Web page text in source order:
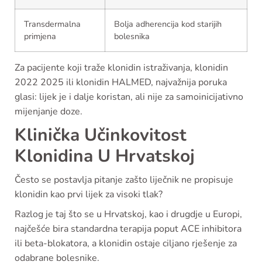
Transdermalna
primjena
Bolja adherencija kod starijih
bolesnika
Za pacijente koji traže klonidin istraživanja, klonidin
2022 2025 ili klonidin HALMED, najvažnija poruka
glasi: lijek je i dalje koristan, ali nije za samoinicijativno
mijenjanje doze.
Klinička Učinkovitost
Klonidina U Hrvatskoj
Često se postavlja pitanje zašto liječnik ne propisuje
klonidin kao prvi lijek za visoki tlak?
Razlog je taj što se u Hrvatskoj, kao i drugdje u Europi,
najčešće bira standardna terapija poput ACE inhibitora
ili beta-blokatora, a klonidin ostaje ciljano rješenje za
odabrane bolesnike.